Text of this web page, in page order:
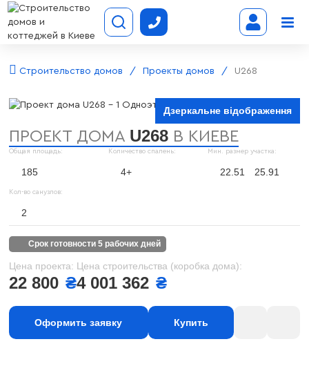
Строительство домов Проекты домов U268
Дзеркальне відображення
ПРОЕКТ ДОМА U268 В КИЕВЕ
Общая площадь:
185
Количество спалень:
4+
Мин. размер участка:
22.51 25.91
Кол-во санузлов:
2
срок готовности 5 рабочих дней
Цена проекта:
22 800 ₴
Цена строительства (коробка дома):
4 001 362 ₴
Оформить заявку Купить